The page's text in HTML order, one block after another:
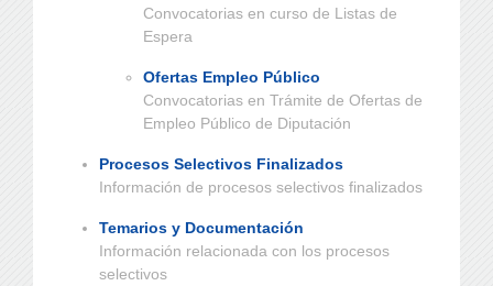
Convocatorias en curso de Listas de
Espera
Ofertas Empleo Público
Convocatorias en Trámite de Ofertas de
Empleo Público de Diputación
Procesos Selectivos Finalizados
Información de procesos selectivos finalizados
Temarios y Documentación
Información relacionada con los procesos
selectivos